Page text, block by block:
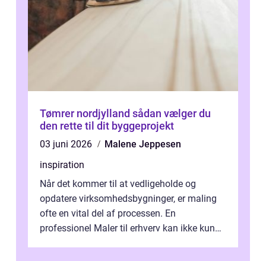
Tømrer nordjylland sådan vælger du
den rette til dit byggeprojekt
03 juni 2026
Malene Jeppesen
inspiration
Når det kommer til at vedligeholde og
opdatere virksomhedsbygninger, er maling
ofte en vital del af processen. En
professionel Maler til erhverv kan ikke kun